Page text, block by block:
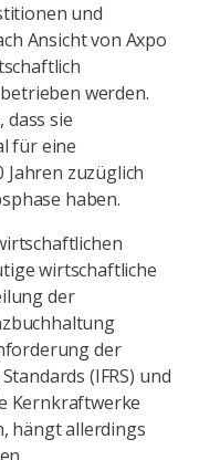
und
Ansicht von Axpo
werden.
dass sie
für eine
zuzüglich
haben.
wirtschaftliche
der
der
(IFRS) und
Kernkraftwerke
hängt allerdings